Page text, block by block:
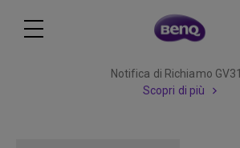
Notifica di Richiamo GV31
Scopri di più